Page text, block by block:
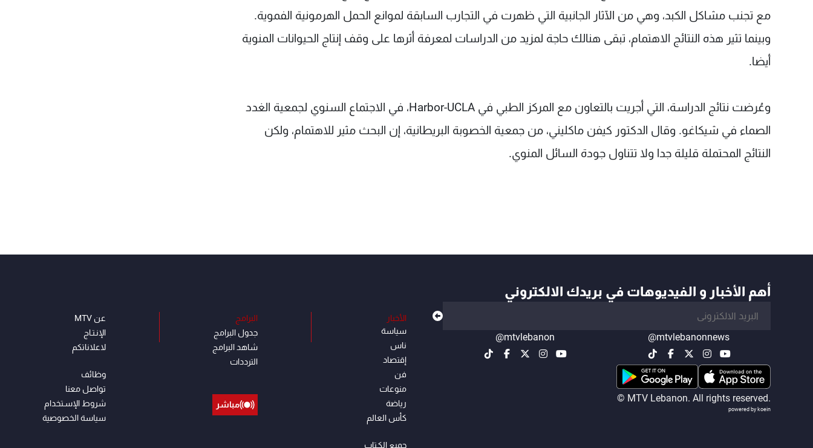
مع تجنب مشاكل الكبد، وهي من الآثار الجانبية التي ظهرت في التجارب السابقة لموانع الحمل الهرمونية الفموية.
وبينما تثير هذه النتائج الاهتمام، تبقى هنالك حاجة لمزيد من الدراسات لمعرفة أثرها على وقف إنتاج الحيوانات المنوية
أيضا.
وعُرضت نتائج الدراسة، التي أجريت بالتعاون مع المركز الطبي في Harbor-UCLA، في الاجتماع السنوي لجمعية الغدد
الصماء في شيكاغو. وقال الدكتور كيفن ماكليني، من جمعية الخصوبة البريطانية، إن البحث مثير للاهتمام، ولكن
النتائج المحتملة قليلة جدا ولا تتناول جودة السائل المنوي.
أهم الأخبار و الفيديوهات في بريدك الالكتروني
@mtvlebanonnews
@mtvlebanon
© MTV Lebanon. All rights reserved.
powered by koein
الأخبار
سياسة
ناس
إقتصاد
فن
منوعات
رياضة
كأس العالم
جميع الكـتاب
البرامج
جدول البرامج
شاهد البرامج
الترددات
مباشر
عن MTV
الإنـتـاج
لاعلاناتكم
وظائف
تواصل معنا
شروط الإسـتخدام
سياسة الخصوصية